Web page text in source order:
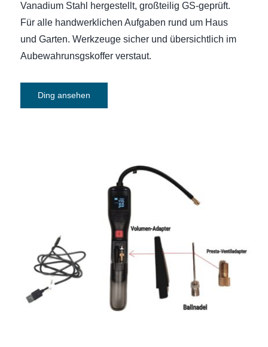
Vanadium Stahl hergestellt, großteilig GS-geprüft.
Für alle handwerklichen Aufgaben rund um Haus
und Garten. Werkzeuge sicher und übersichtlich im
Aubewahrunsgskoffer verstaut.
Ding ansehen
Druckluftpumpe: Bosch Home and
Garden Druckluft-Pumpe EasyPump
10.3 bar